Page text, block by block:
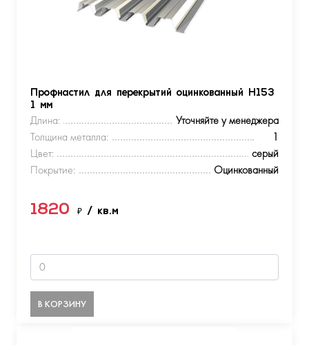
Профнастил для перекрытий оцинкованный Н153
1 мм
Длина:
Уточняйте у менеджера
Толщина металла:
1
Цвет:
серый
Покрытие:
Оцинкованный
1820 ₽ / кв.м
В КОРЗИНУ